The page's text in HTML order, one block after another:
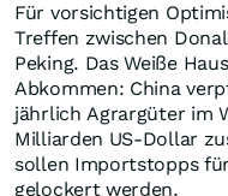
Für vorsichtigen
Treffen zwischen
Peking. Das Weiße
Abkommen: China
jährlich Agrargüter im
Milliarden US-Dollar
sollen Importstopps für
gelockert werden.